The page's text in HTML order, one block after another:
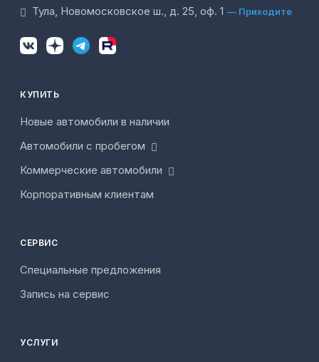
Тула, Новомосковское ш., д. 25, оф. 1 — Приходите
КУПИТЬ
Новые автомобили в наличии
Автомобили с пробегом
Коммерческие автомобили
Корпоративным клиентам
СЕРВИС
Специальные предложения
Запись на сервис
УСЛУГИ